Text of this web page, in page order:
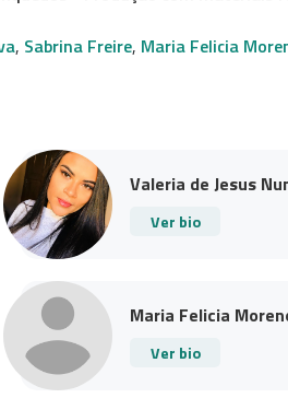
, Sabrina Freire, Maria Felicia
Valeria de Jesus
Ver bio
Maria Felicia
Ver bio